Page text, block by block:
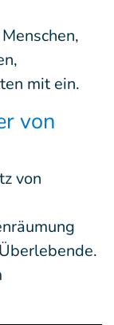
mit ein.
von
von